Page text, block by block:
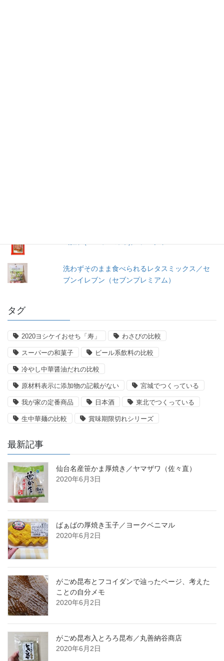
洗わずそのまま食べられるレタスミックス／セ
ブンイレブン（セブンプレミアム）
タグ
2020ヨシケイおせち「寿」 わさびの比較
スーパーの和菓子 ビール系飲料の比較
冷やし中華醤油だれの比較
原材料表示に添加物の記載がない 宮城でつくっている
我が家の定番商品 日本酒 東北でつくっている
生中華麺の比較 賞味期限切れシリーズ
最新記事
仙台名産笹かま厚焼き／ヤマザワ（佐々直）
2020年6月3日
ばぁばの厚焼き玉子／ヨークベニマル
2020年6月2日
がごめ昆布とフコイダンで辿ったページ、考えた
ことの自分メモ
2020年6月2日
がごめ昆布入とろろ昆布／丸善納谷商店
2020年6月2日